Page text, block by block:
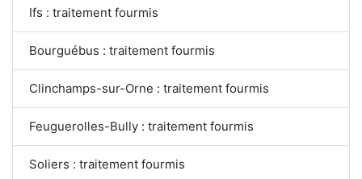
Ifs : traitement fourmis
Bourguébus : traitement fourmis
Clinchamps-sur-Orne : traitement fourmis
Feuguerolles-Bully : traitement fourmis
Soliers : traitement fourmis